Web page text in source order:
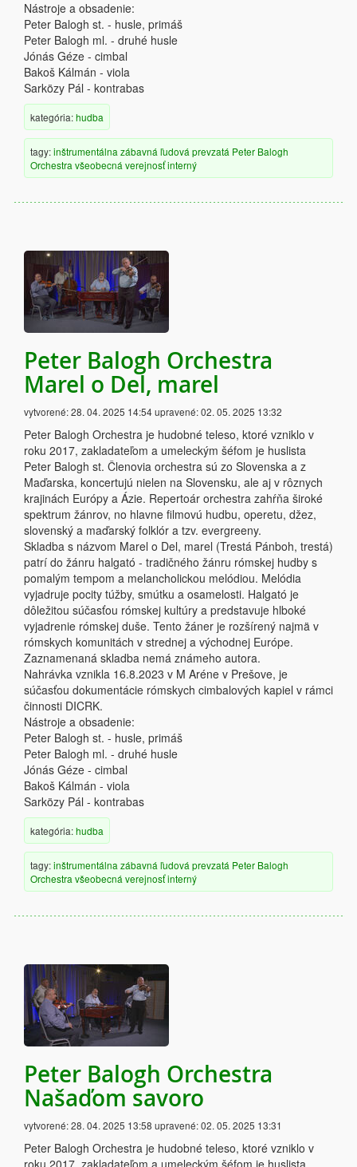
Nástroje a obsadenie:
Peter Balogh st. - husle, primáš
Peter Balogh ml. - druhé husle
Jónás Géze - cimbal
Bakoš Kálmán - viola
Sarközy Pál - kontrabas
kategória:hudba
tagy:inštrumentálna zábavná ľudová prevzatá Peter Balogh
Orchestra všeobecná verejnosťinterný
Peter Balogh Orchestra
Marel o Del, marel
vytvorené:28. 04. 2025 14:54upravené:02. 05. 2025 13:32
Peter Balogh Orchestra je hudobné teleso, ktoré vzniklo v
roku 2017, zakladateľom a umeleckým šéfom je huslista
Peter Balogh st. Členovia orchestra sú zo Slovenska a z
Maďarska, koncertujú nielen na Slovensku, ale aj v rôznych
krajinách Európy a Ázie. Repertoár orchestra zahŕňa široké
spektrum žánrov, no hlavne filmovú hudbu, operetu, džez,
slovenský a maďarský folklór a tzv. evergreeny.
Skladba s názvom Marel o Del, marel (Trestá Pánboh, trestá)
patrí do žánru halgató - tradičného žánru rómskej hudby s
pomalým tempom a melancholickou melódiou. Melódia
vyjadruje pocity túžby, smútku a osamelosti. Halgató je
dôležitou súčasťou rómskej kultúry a predstavuje hlboké
vyjadrenie rómskej duše. Tento žáner je rozšírený najmä v
rómskych komunitách v strednej a východnej Európe.
Zaznamenaná skladba nemá známeho autora.
Nahrávka vznikla 16.8.2023 v M Aréne v Prešove, je
súčasťou dokumentácie rómskych cimbalových kapiel v rámci
činnosti DICRK.
Nástroje a obsadenie:
Peter Balogh st. - husle, primáš
Peter Balogh ml. - druhé husle
Jónás Géze - cimbal
Bakoš Kálmán - viola
Sarközy Pál - kontrabas
kategória:hudba
tagy:inštrumentálna zábavná ľudová prevzatá Peter Balogh
Orchestra všeobecná verejnosťinterný
Peter Balogh Orchestra
Našaďom savoro
vytvorené:28. 04. 2025 13:58 upravené:02. 05. 2025 13:31
Peter Balogh Orchestra je hudobné teleso, ktoré vzniklo v
roku 2017, zakladateľom a umeleckým šéfom je huslista